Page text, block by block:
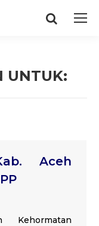
Search:
UNTUK:
Aceh